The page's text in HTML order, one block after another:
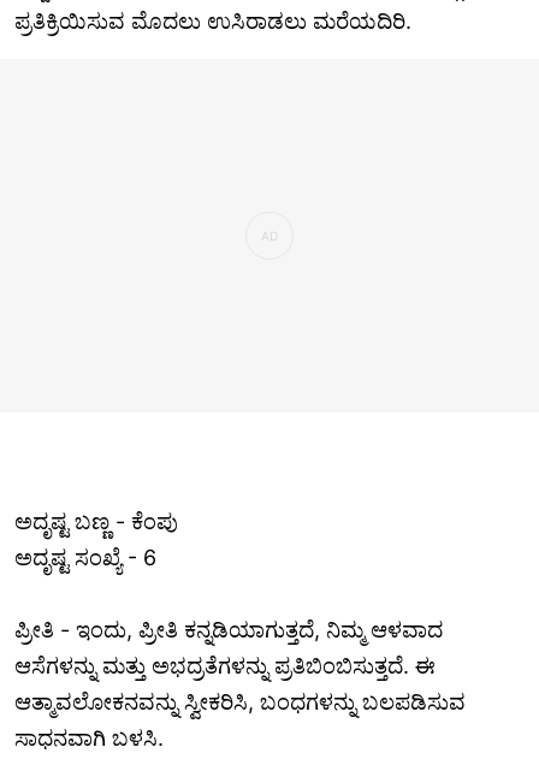
ಪ್ರತಿಕ್ರಿಯಿಸುವ ಮೊದಲು ಉಸಿರಾಡಲು ಮರೆಯದಿರಿ.
ಅದೃಷ್ಟ ಬಣ್ಣ - ಕೆಂಪು
ಅದೃಷ್ಟ ಸಂಖ್ಯೆ - 6
ಪ್ರೀತಿ - ಇಂದು, ಪ್ರೀತಿ ಕನ್ನಡಿಯಾಗುತ್ತದೆ, ನಿಮ್ಮ ಆಳವಾದ
ಆಸೆಗಳನ್ನು ಮತ್ತು ಅಭದ್ರತೆಗಳನ್ನು ಪ್ರತಿಬಿಂಬಿಸುತ್ತದೆ. ಈ
ಆತ್ಮಾವಲೋಕನವನ್ನು ಸ್ವೀಕರಿಸಿ, ಬಂಧಗಳನ್ನು ಬಲಪಡಿಸುವ
ಸಾಧನವಾಗಿ ಬಳಸಿ.